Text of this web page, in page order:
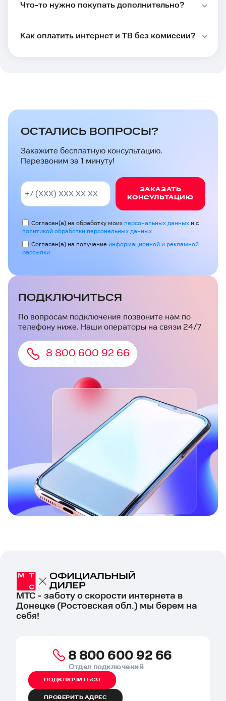
Что-то нужно покупать дополнительно?
Как оплатить интернет и ТВ без комиссии?
ОСТАЛИСЬ ВОПРОСЫ?
Закажите бесплатную консультацию.
Перезвоним за 1 минуту!
ЗАКАЗАТЬ
КОНСУЛЬТАЦИЮ
Согласен(а) на обработку моих персональных данных и с
политикой обработки персональных данных
Согласен(а) на получение информационной и рекламной
рассылки
ПОДКЛЮЧИТЬСЯ
По вопросам подключения позвоните нам по
телефону ниже. Наши операторы на связи 24/7
8 800 600 92 66
МТС - заботу о скорости интернета в
Донецке (Ростовская обл.) мы берем на
себя!
8 800 600 92 66
Отдел подключений
ПОДКЛЮЧИТЬСЯ
ПРОВЕРИТЬ АДРЕС